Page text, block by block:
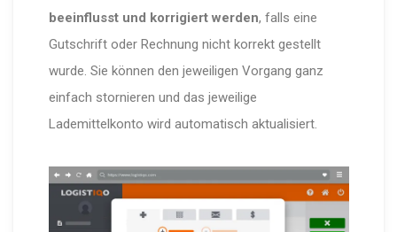
beeinflusst und korrigiert werden, falls eine
Gutschrift oder Rechnung nicht korrekt gestellt
wurde. Sie können den jeweiligen Vorgang ganz
einfach stornieren und das jeweilige
Lademittelkonto wird automatisch aktualisiert.